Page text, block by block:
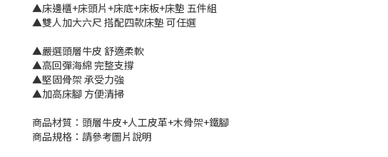
▲床邊櫃+床頭片+床底+床板+床墊 五件組
▲雙人加大六尺 搭配四款床墊 可任選
▲嚴選頭層牛皮 舒適柔軟
▲高回彈海綿 完整支撐
▲堅固骨架 承受力強
▲加高床腳 方便清掃
商品材質：頭層牛皮+人工皮革+木骨架+鐵腳
商品規格：請參考圖片說明